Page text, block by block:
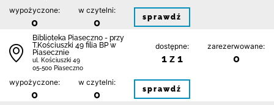
wypożyczone:
0
w czytelni:
0 sprawdź
Biblioteka Piaseczno - przy
T.Kościuszki 49 filia BP w
Piasecznie
ul. Kościuszki 49
05-500 Piaseczno
dostępne:
1 z 1
zarezerwowane:
0
wypożyczone:
0
w czytelni:
0 sprawdź